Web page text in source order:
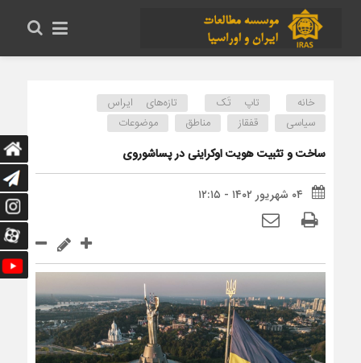
خانه تاپ تَک
تازه‌های ایراس
سیاسی
قفقاز مناطق موضوعات
ساخت و تثبیت هویت اوکراینی در پساشوروی
۰۴ شهریور ۱۴۰۲ - ۱۲:۱۵